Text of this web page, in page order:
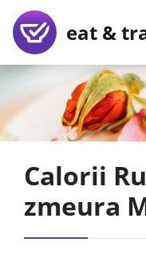
eat &
Calorii
zmeura